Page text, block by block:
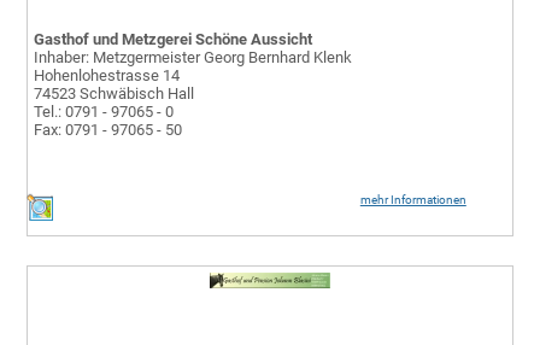
mehr Informationen
Gasthof und Metzgerei Schöne Aussicht
Inhaber: Metzgermeister Georg Bernhard Klenk
Hohenlohestrasse 14
74523 Schwäbisch Hall
Tel.: 0791 - 97065 - 0
Fax: 0791 - 97065 - 50